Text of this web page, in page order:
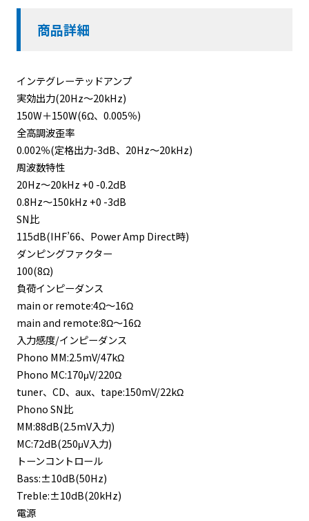
商品詳細
インテグレーテッドアンプ
実効出力(20Hz〜20kHz)
150W＋150W(6Ω、0.005％)
全高調波歪率
0.002％(定格出力-3dB、20Hz〜20kHz)
周波数特性
20Hz〜20kHz +0 -0.2dB
0.8Hz〜150kHz +0 -3dB
SN比
115dB(IHF’66、Power Amp Direct時)
ダンピングファクター
100(8Ω)
負荷インピーダンス
main or remote:4Ω〜16Ω
main and remote:8Ω〜16Ω
入力感度/インピーダンス
Phono MM:2.5mV/47kΩ
Phono MC:170μV/220Ω
tuner、CD、aux、tape:150mV/22kΩ
Phono SN比
MM:88dB(2.5mV入力)
MC:72dB(250μV入力)
トーンコントロール
Bass:±10dB(50Hz)
Treble:±10dB(20kHz)
電源